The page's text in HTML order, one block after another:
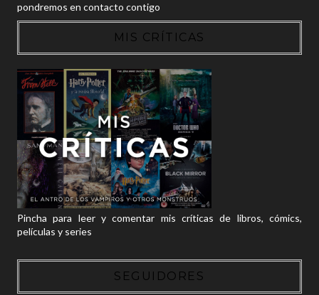
pondremos en contacto contigo
MIS CRÍTICAS
Pincha para leer y comentar mis críticas de libros, cómics,
películas y series
SEGUIDORES